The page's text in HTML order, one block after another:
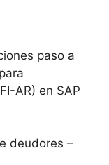
paso a
AR) en SAP
deudores –